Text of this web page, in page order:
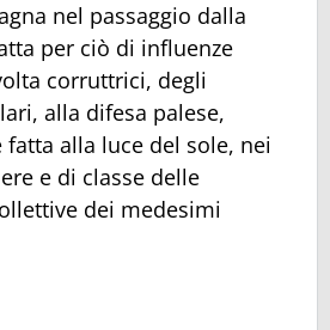
nel passaggio dalla
per ciò di influenze
corruttrici, degli
alla difesa palese,
alla luce del sole, nei
e di classe delle
dei medesimi